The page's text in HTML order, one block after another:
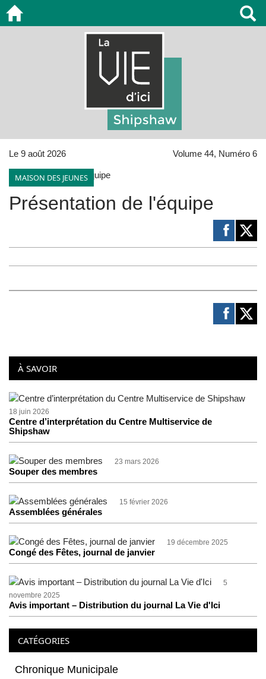
Le 9 août 2026 Volume 44, Numéro 6
MAISON DES JEUNES
Présentation de l'équipe
À SAVOIR
18 juin 2026
Centre d’interprétation du Centre Multiservice de
Shipshaw
23 mars 2026
Souper des membres
15 février 2026
Assemblées générales
19 décembre 2025
Congé des Fêtes, journal de janvier
5
novembre 2025
Avis important – Distribution du journal La Vie d'Ici
CATÉGORIES
Chronique Municipale